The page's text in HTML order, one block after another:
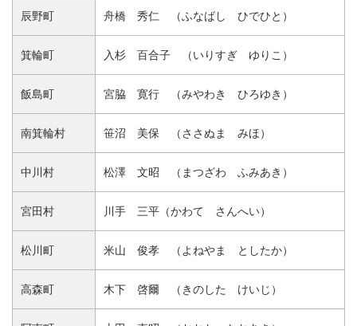
辰野町 舟橋 秀仁 （ふなばし ひでひと）
箕輪町 入杉 百合子 （いりすぎ ゆりこ）
飯島町 宮脇 寛行 （みやわき ひろゆき）
南箕輪村 笹沼 美保 （ささぬま みほ）
中川村 松澤 文昭 （まつざわ ふみあき）
宮田村 川手 三平（かわて さんへい）
松川町 米山 俊孝 （よねやま としたか）
高森町 木下 啓爾 （きのした けいじ）